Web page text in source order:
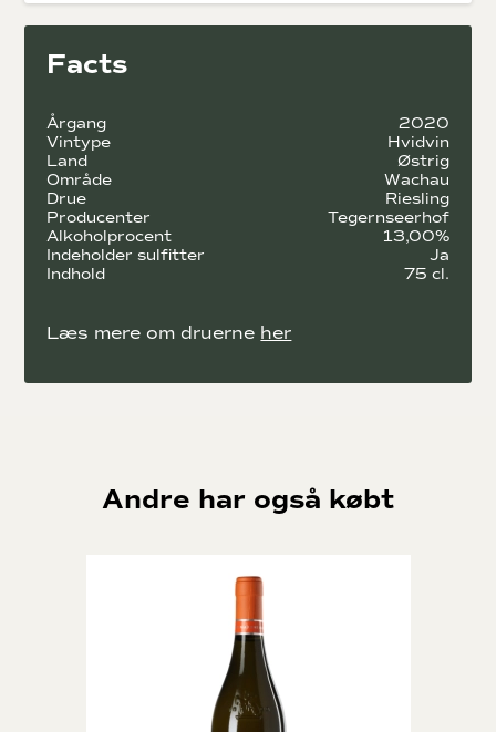
omkring byen Dürnstein, i vinområdet Wachau, hører
passet og plejet til perfektion, og jordbunden er dækket af
grønne planter, hvilket skaber en høj biodiversitet.
Tegernseerhofs vine er primært lavet på den infødte
østrigske drue Grüner veltliner, de laver dog også vin på
Riesling og blå druer som Zweigelt.
Facts
Årgang
2020
Vintype
Hvidvin
Land
Østrig
Område
Wachau
Drue
Riesling
Producenter
Tegernseerhof
Alkoholprocent
13,00%
Indeholder sulfitter
Ja
Indhold
75 cl.
Læs mere om druerne her
Andre har også købt